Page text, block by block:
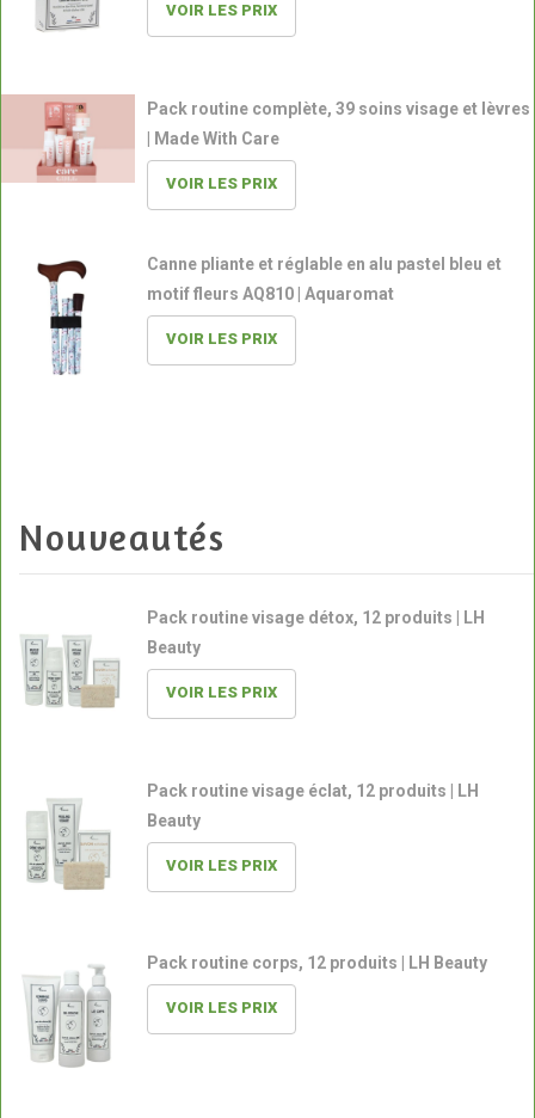
VOIR LES PRIX
Pack routine complète, 39 soins visage et lèvres
| Made With Care
VOIR LES PRIX
Canne pliante et réglable en alu pastel bleu et
motif fleurs AQ810 | Aquaromat
VOIR LES PRIX
Nouveautés
Pack routine visage détox, 12 produits | LH
Beauty
VOIR LES PRIX
Pack routine visage éclat, 12 produits | LH
Beauty
VOIR LES PRIX
Pack routine corps, 12 produits | LH Beauty
VOIR LES PRIX